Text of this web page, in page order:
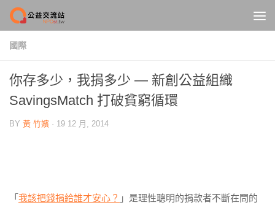
Skip to content
國際
你存多少，我捐多少 — 新創公益組織
SavingsMatch 打破貧窮循環
BY 黃 竹嬪 · 19 12 月, 2014
「 我該把錢捐給誰才安心？ 」是理性聰明的捐款者不斷在問的